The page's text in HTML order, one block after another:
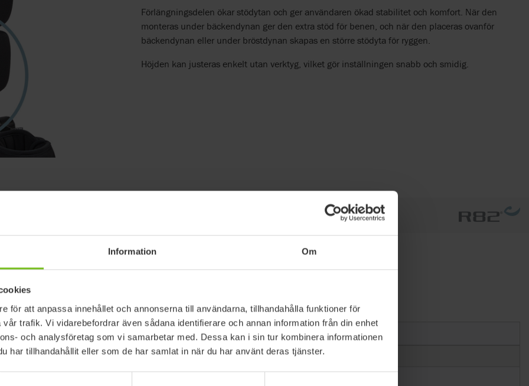
Information Om
för att anpassa innehållet och annonserna till användarna, tillhandahålla funktioner för
trafik. Vi vidarebefordrar även sådana identifierare och annan information från din enhet
och analysföretag som vi samarbetar med. Dessa kan i sin tur kombinera informationen
har tillhandahållit eller som de har samlat in när du har använt deras tjänster.
Förlängningsdelen ökar stödytan och ger användaren ökad stabilitet och komfort. När den
monteras under bäckendynan ger den extra stöd för benen, och när den placeras ovanför
bäckendynan eller under bröstdynan skapas en större stödyta för ryggen.
Höjden kan justeras enkelt utan verktyg, vilket gör inställningen snabb och smidig.
60 (grå) / -90 (avtorkningsbar)